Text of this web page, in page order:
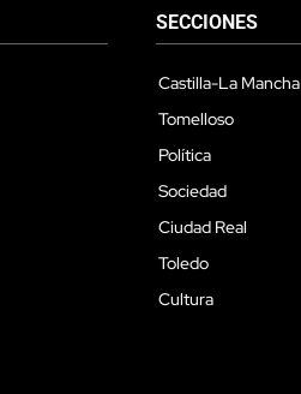
SECCIONES
Castilla-La Mancha
Tomelloso
Política
Sociedad
Ciudad Real
Toledo
Cultura